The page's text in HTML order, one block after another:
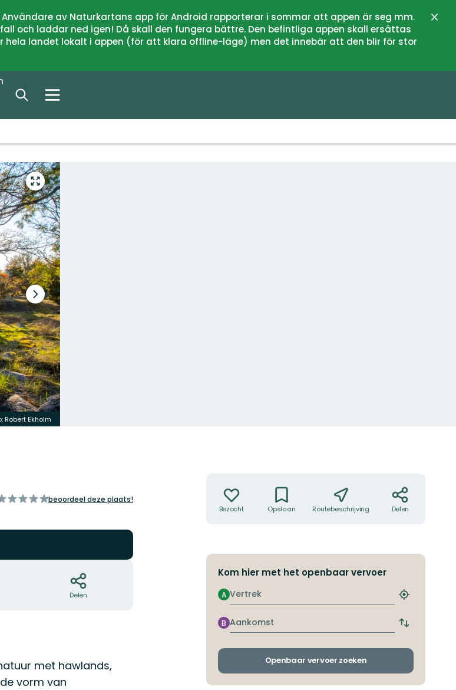
Användare av Naturkartans app för Android rapporterar i sommar att appen är seg mm.
och laddar ned igen! Då skall den fungera bättre. Den befintliga appen skall ersättas
landet lokalt i appen (för att klara offline-läge) men det innebär att den blir för stor
Open
volledig
scherm
Volgende
slide
Robert Ekholm
beoordeel deze plaats!
Delen
met hawlands,
vorm van
Bezocht Opslaan Routebeschrijving Delen
Kom hier met het openbaar vervoer
Vertrek
A
Zoek
halte
Aankomst
B
Wissel
en
Openbaar vervoer zoeken